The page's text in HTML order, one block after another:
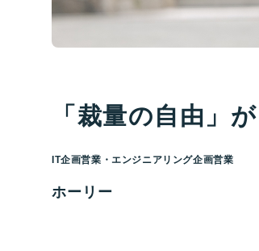
「裁量の自由」
IT企画営業・エンジニアリング企画営業
ホーリー